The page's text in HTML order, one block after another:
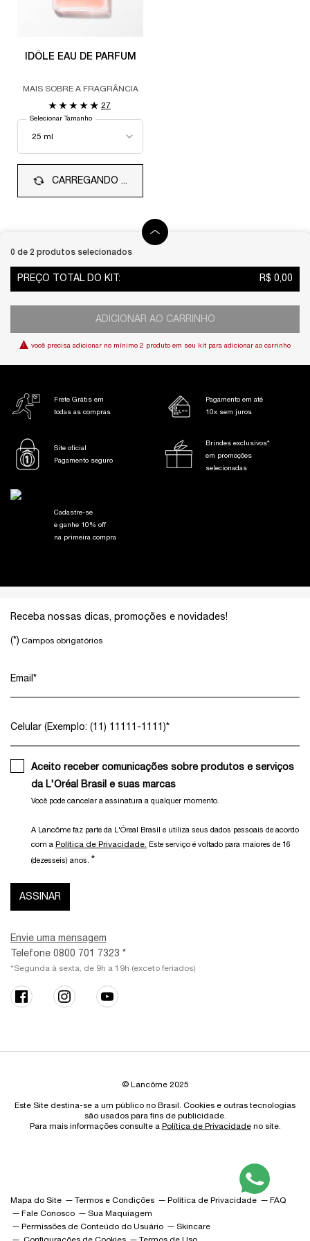
IDÔLE EAU DE PARFUM
MAIS SOBRE A FRAGRÂNCIA
27
Selecionar Tamanho
CARREGANDO ...
0 de 2 produtos selecionados
PREÇO TOTAL DO KIT: R$ 0,00
ADICIONAR AO CARRINHO
você precisa adicionar no mínimo 2 produto em seu kit para adicionar ao carrinho
Frete Grátis em
todas as compras
Pagamento em até
10x sem juros
Site oficial
Pagamento seguro
Brindes exclusivos*
em promoções
selecionadas
Cadastre-se
e ganhe 10% off
na primeira compra
Receba nossas dicas, promoções e novidades!
(*) Campos obrigatórios
Email *
Celular (Exemplo: (11) 11111-1111)*
Aceito receber comunicações sobre produtos e serviços
da L'Oréal Brasil e suas marcas
Você pode cancelar a assinatura a qualquer momento.​
A Lancôme faz parte da L'Óreal Brasil e utiliza seus dados pessoais de acordo
com a Política de Privacidade. Este serviço é voltado para maiores de 16
(dezesseis) anos. *
ASSINAR
Envie uma mensagem
Telefone 0800 701 7323 *
*Segunda à sexta, de 9h a 19h (exceto feriados)
© Lancôme 2025
Este Site destina-se a um público no Brasil. Cookies e outras tecnologias
são usados para fins de publicidade.
Para mais informações consulte a Política de Privacidadeno site.
Mapa do Site Termos e Condições Política de Privacidade
FAQ
Fale Conosco
Sua Maquiagem
Permissões de Conteúdo do Usuário
Skincare